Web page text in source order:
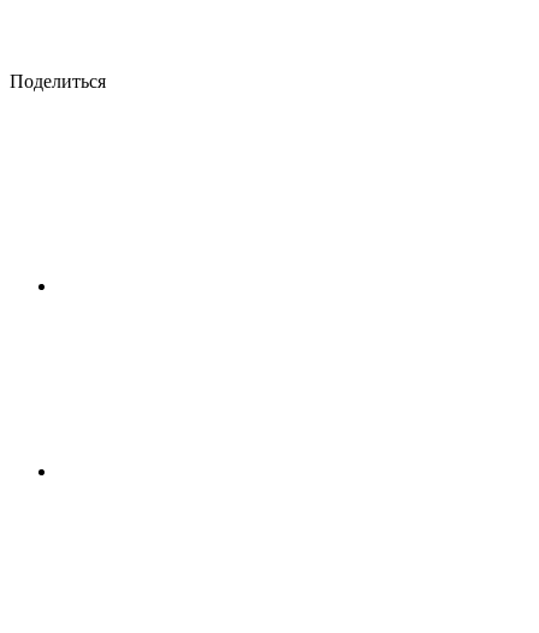
Поделиться